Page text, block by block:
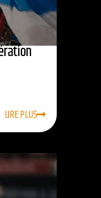
LIRE PLUS